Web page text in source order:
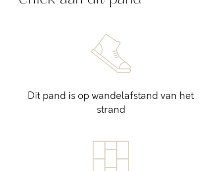
Dit pand is op wandelafstand van het
strand